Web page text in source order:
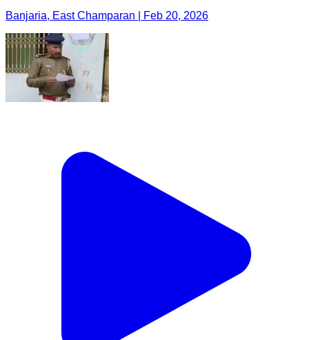
Banjaria, East Champaran | Feb 20, 2026